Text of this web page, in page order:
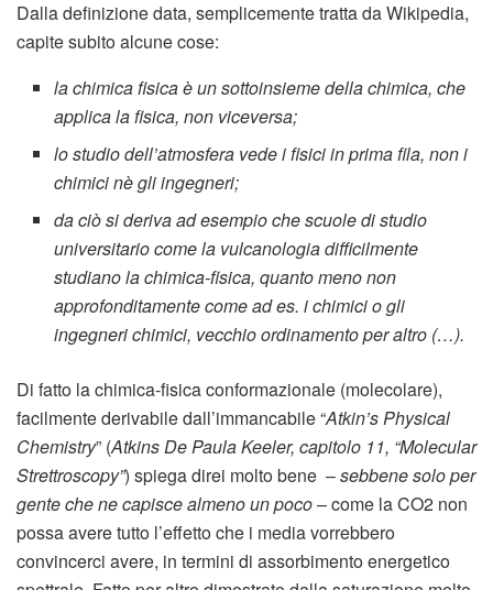
Dalla definizione data, semplicemente tratta da Wikipedia,
capite subito alcune cose:
la chimica fisica è un sottoinsieme della chimica, che
applica la fisica, non viceversa;
lo studio dell’atmosfera vede i fisici in prima fila, non i
chimici nè gli ingegneri;
da ciò si deriva ad esempio che scuole di studio
universitario come la vulcanologia difficilmente
studiano la chimica-fisica, quanto meno non
approfonditamente come ad es. i chimici o gli
ingegneri chimici, vecchio ordinamento per altro (…).
Di fatto la chimica-fisica conformazionale (molecolare),
facilmente derivabile dall’immancabile “Atkin’s Physical
Chemistry” (Atkins De Paula Keeler, capitolo 11, “Molecular
Strettroscopy”) spiega direi molto bene –sebbene solo per
gente che ne capisce almeno un poco– come la CO2 non
possa avere tutto l’effetto che i media vorrebbero
convincerci avere, in termini di assorbimento energetico